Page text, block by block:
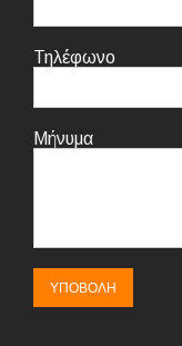
Τηλέφωνο
Μήνυμα